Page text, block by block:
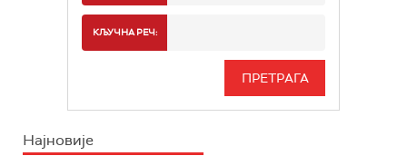
РАДИО БЕОГРАД 3
ИНФО
КЉУЧНА РЕЧ:
Најновије